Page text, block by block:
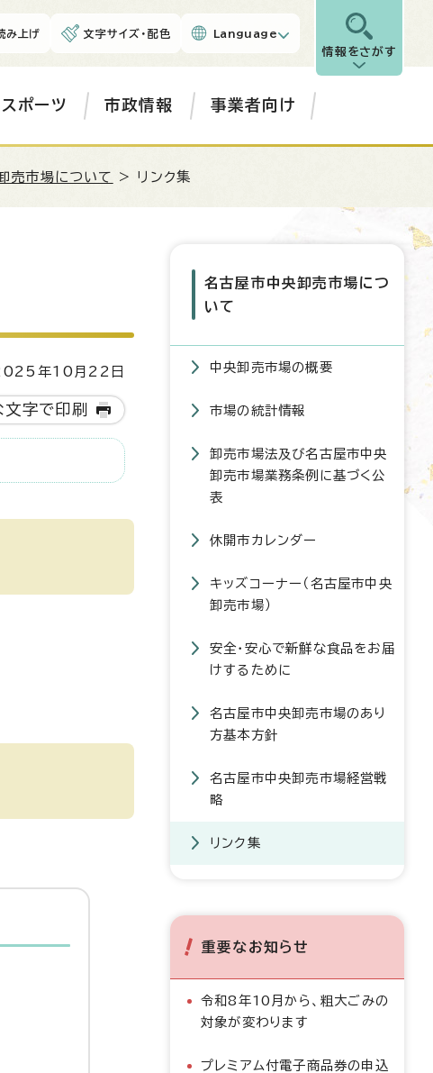
み上げ 文字サイズ・配色 Language
情報をさがす
スポーツ 市政情報 事業者向け
売市場について > リンク集
年10月22日
文字で印刷
名古屋市中央卸売市場につ
いて
中央卸売市場の概要
市場の統計情報
卸売市場法及び名古屋市中央
卸売市場業務条例に基づく公
表
休開市カレンダー
キッズコーナー（名古屋市中央
卸売市場）
安全・安心で新鮮な食品をお届
けするために
名古屋市中央卸売市場のあり
方基本方針
名古屋市中央卸売市場経営戦
略
リンク集
重要なお知らせ
令和8年10月から、粗大ごみの
対象が変わります
プレミアム付電子商品券の申込